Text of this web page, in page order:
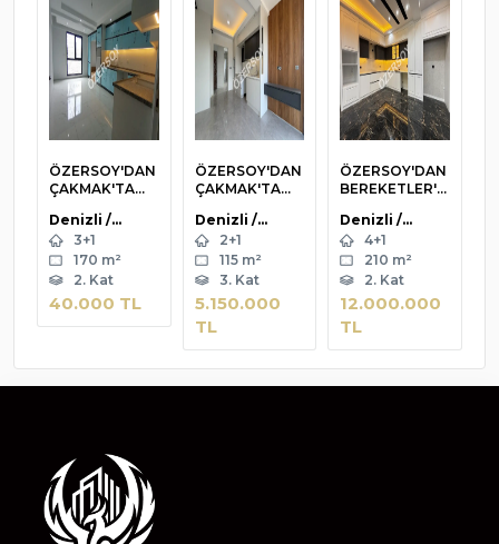
ÖZERSOY'DAN
ÇAKMAK'TA
PISTINE
YAK.GENIŞ 3+1
KIRALIK DAIRE
Denizli /
Merkezefendi
/ Çakmak Mah.
3+1
170 m²
2. Kat
40.000 TL
ÖZERSOY'DAN
ÇAKMAK'TA
EBEVYN B.
GYNM O. 2+1
LÜX DAIRE
Denizli /
Merkezefendi
/ Çakmak Mah.
2+1
115 m²
3. Kat
5.150.000
TL
ÖZERSOY'DAN
BEREKETLER'D
PANJURLU
ULTRA LÜX 4+1
DAIRE
Denizli /
Merkezefendi
/ Bereketler
Mah.
4+1
210 m²
2. Kat
12.000.000
TL